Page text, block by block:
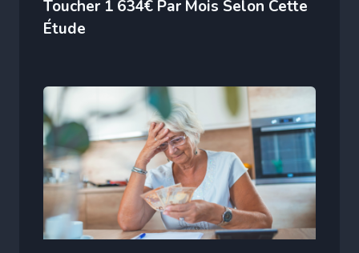
Toucher 1 634€ Par Mois Selon Cette
Étude